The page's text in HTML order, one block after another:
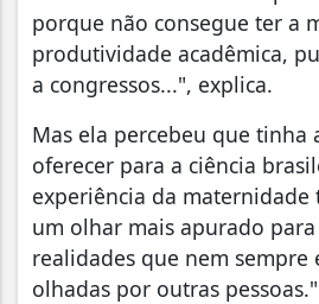
porque não consegue ter a
produtividade acadêmica,
a congressos...", explica.
Mas ela percebeu que tinha
oferecer para a ciência
experiência da maternidade
um olhar mais apurado
realidades que nem sempre
olhadas por outras pessoas."